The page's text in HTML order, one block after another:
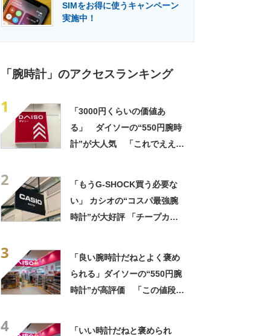
SIMをお得に使うキャンペーン
実施中！
「腕時計」のアクセスランキング
1
「3000円くらいの価値あ
る」 ダイソーの“550円腕時
計”が大人気 「これでええや
2
「もうG-SHOCK買う必要な
い」 カシオの“コスパ最強腕
時計”が大好評 「チープカシ
3
「良い腕時計だねとよく褒め
られる」ダイソーの“550円腕
時計”が高評価 「この値段に
4
「いい時計だねと褒められ